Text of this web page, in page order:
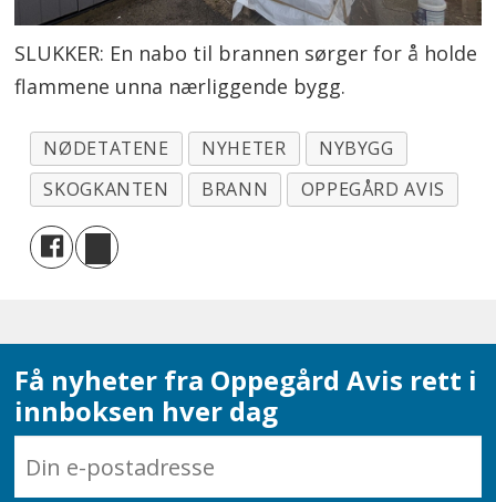
SLUKKER: En nabo til brannen sørger for å holde
flammene unna nærliggende bygg.
NØDETATENE NYHETER
NYBYGG
SKOGKANTEN
BRANN OPPEGÅRD AVIS
Få nyheter fra Oppegård Avis rett i
innboksen hver dag